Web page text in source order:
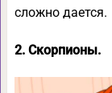
сложно дается.
2. Скорпионы.